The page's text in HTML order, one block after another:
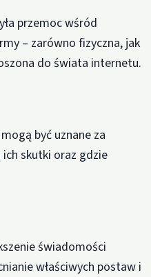
przemoc wśród
– zarówno fizyczna, jak
do świata internetu.
być uznane za
skutki oraz gdzie
świadomości
właściwych postaw i